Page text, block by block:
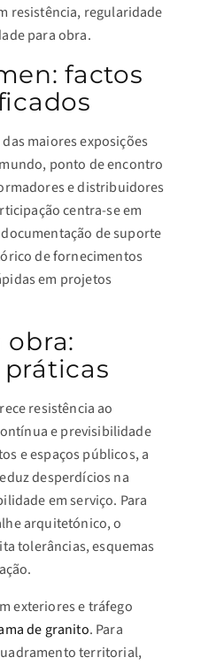
resistência, regularidade
para obra.
factos
maiores exposições
ponto de encontro
e distribuidores
centra-se em
de suporte
de fornecimentos
em projetos
obra:
resistência ao
e previsibilidade
e espaços públicos, a
desperdícios na
em serviço. Para
arquitetónico, o
tolerâncias, esquemas
exteriores e tráfego
de granito. Para
territorial,